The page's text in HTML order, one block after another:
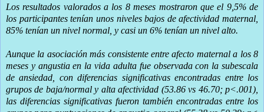
Los resultados valorados a los 8 meses mostraron que el 9,5% de
los participantes tenían unos niveles bajos de afectividad maternal,
85% tenían un nivel normal, y casi un 6% tenían un nivel alto.
Aunque la asociación más consistente entre afecto maternal a los 8
meses y angustia en la vida adulta fue observada con la subescala
de ansiedad, con diferencias significativas encontradas entre los
grupos de baja/normal y alta afectividad (53.86 vs 46.70; p<.001),
las diferencias significativas fueron también encontradas entre los